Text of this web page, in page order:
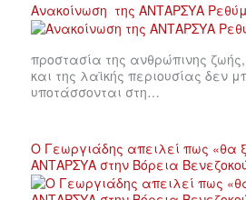
Ανακοίνωση της ΑΝΤΑΡΣΥΑ
προστασία της ανθρώπινης
και της λαϊκής περιουσίας δεν
υποτάσσονται στη…
Ο Γεωργιάδης απειλεί πως «θα
ΑΝΤΑΡΣΥΑ στην Βόρεια